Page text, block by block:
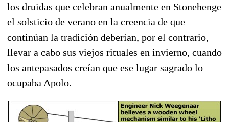
los druidas que celebran anualmente en Stonehenge
el solsticio de verano en la creencia de que
continúan la tradición deberían, por el contrario,
llevar a cabo sus viejos rituales en invierno, cuando
los antepasados creían que ese lugar sagrado lo
ocupaba Apolo.